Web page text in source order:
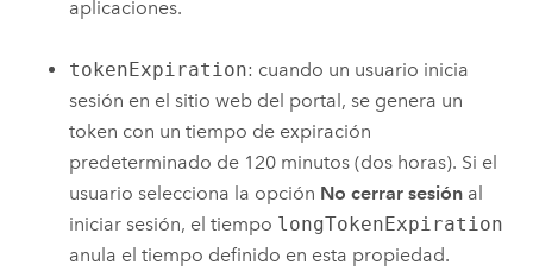
aplicaciones.
tokenExpiration: cuando un usuario inicia
sesión en el sitio web del portal, se genera un
token con un tiempo de expiración
predeterminado de 120 minutos (dos horas). Si el
usuario selecciona la opción No cerrar sesión al
iniciar sesión, el tiempo longTokenExpiration
anula el tiempo definido en esta propiedad.